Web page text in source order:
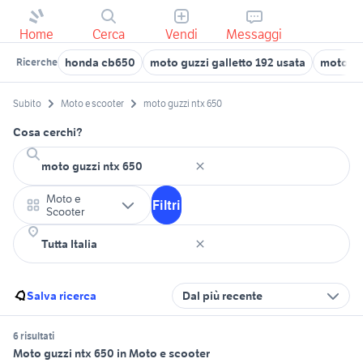
Home Cerca Vendi Messaggi
Ricerche honda cb650 moto guzzi galletto 192 usata moto
Subito Moto e scooter moto guzzi ntx 650
Cosa cerchi?
Moto e
Scooter
Filtri
Salva ricerca Dal più recente
6 risultati
Moto guzzi ntx 650 in Moto e scooter